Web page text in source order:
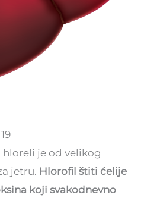
je od velikog
jetru. Hlorofil štiti ćelije
koji svakodnevno